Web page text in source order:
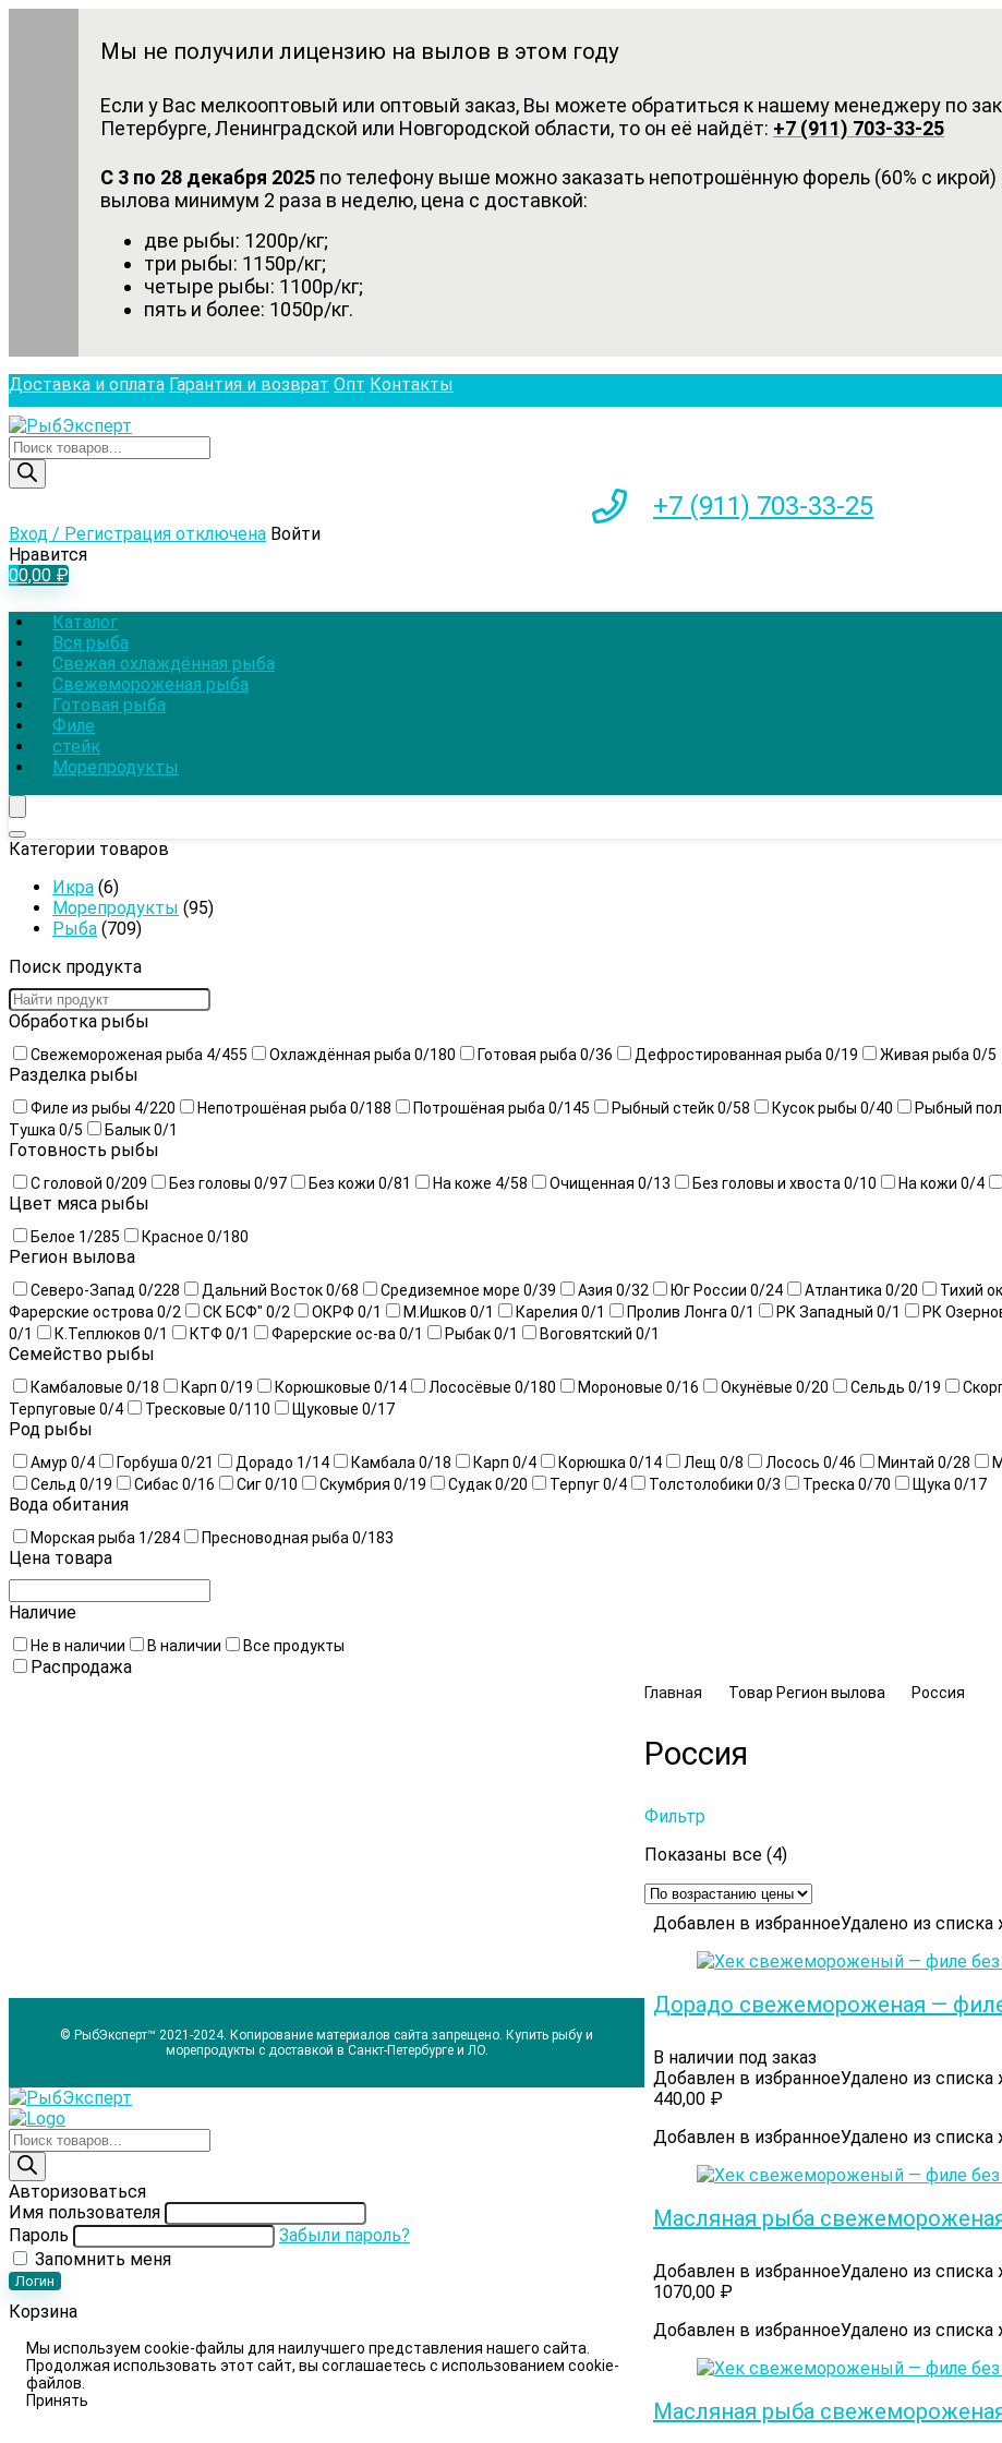
Мы не получили лицензию на вылов в этом году
Если у Вас мелкооптовый или оптовый заказ, Вы можете обратиться к нашему менеджеру по
Петербурге, Ленинградской или Новгородской области, то он её найдёт: +7 (911) 703-33-25
С 3 по 28 декабря 2025 по телефону выше можно заказать непотрошённую форель (60% с
вылова минимум 2 раза в неделю, цена с доставкой:
две рыбы: 1200р/кг;
три рыбы: 1150р/кг;
четыре рыбы: 1100р/кг;
пять и более: 1050р/кг.
Доставка и оплата Гарантия и возврат Опт Контакты
Поиск
товаров
+7 (911) 703-33-25
Вход / Регистрация отключена Войти
Нравится
00,00 ₽
Каталог
Вся рыба
Свежая охлаждённая рыба
Свежемороженая рыба
Готовая рыба
Филе
стейк
Морепродукты
Категории товаров
Икра (6)
Морепродукты (95)
Рыба (709)
Поиск продукта
Обработка рыбы
Свежемороженая рыба 4/455 Охлаждённая рыба 0/180 Готовая рыба 0/36 Дефростированная рыба 0/19 Живая рыба 0/5
Разделка рыбы
Филе из рыбы 4/220 Непотрошёная рыба 0/188 Потрошёная рыба 0/145 Рыбный стейк0/58 Кусок рыбы 0/40 Рыбный
Тушка 0/5 Балык0/1
Готовность рыбы
С головой 0/209 Без головы 0/97 Без кожи 0/81 На коже 4/58 Очищенная 0/13 Без головы и хвоста 0/10 На кожи 0/4
Цвет мяса рыбы
Белое 1/285 Красное 0/180
Регион вылова
Северо-Запад 0/228 Дальний Восток0/68 Средиземное море 0/39 Азия 0/32 Юг России 0/24 Атлантика 0/20 Тихий
Фарерские острова 0/2 СК БСФ" 0/2 ОКРФ 0/1 М.Ишков 0/1 Карелия 0/1 Пролив Лонга 0/1 РК Западный 0/1 РК
0/1 К.Теплюков 0/1 КТФ 0/1 Фарерские ос-ва 0/1 Рыбак0/1 Воговятский 0/1
Семейство рыбы
Камбаловые 0/18 Карп 0/19 Корюшковые 0/14 Лососёвые 0/180 Мороновые 0/16 Окунёвые 0/20 Сельдь 0/19
Терпуговые 0/4 Тресковые 0/110 Щуковые 0/17
Род рыбы
Амур 0/4 Горбуша 0/21 Дорадо 1/14 Камбала 0/18 Карп 0/4 Корюшка 0/14 Лещ 0/8 Лосось 0/46 Минтай 0/28
Сельд 0/19 Сибас 0/16 Сиг0/10 Скумбрия 0/19 Судак0/20 Терпуг0/4 Толстолобики 0/3 Треска 0/70 Щука 0/17
Вода обитания
Морская рыба 1/284 Пресноводная рыба 0/183
Цена товара
Наличие
Не в наличии В наличии Все продукты
Распродажа
Главная Товар Регион вылова Россия
Россия
Фильтр
Показаны все (4)Цены:
возрастанию
Добавлен в избранноеУдалено из списка
Дорадо свежемороженая —
В наличии под заказ
Добавлен в избранноеУдалено из списка
440,00 ₽
Добавлен в избранноеУдалено из списка
Масляная рыба
Добавлен в избранноеУдалено из списка
1070,00 ₽
Добавлен в избранноеУдалено из списка
Масляная рыба
© РыбЭксперт™ 2021-2024. Копирование материалов сайта запрещено. Купить рыбу и
морепродукты с доставкой в Санкт-Петербурге и ЛО.
Поиск
товаров
Авторизоваться
Имя пользователя
Пароль
Забыли пароль?
Запомнить меня
Логин
Корзина
Мы используем cookie-файлы для наилучшего представления нашего сайта.
Продолжая использовать этот сайт, вы соглашаетесь с использованием cookie-
файлов.
Принять